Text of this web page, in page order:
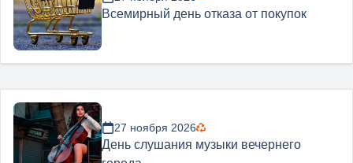
Всемирный день отказа от покупок
27 ноября 2026
День слушания музыки вечернего